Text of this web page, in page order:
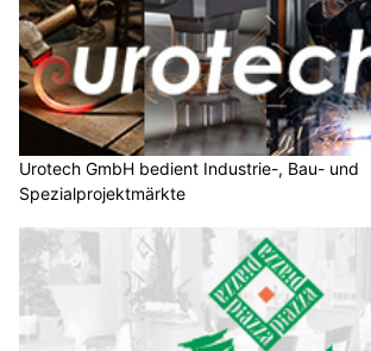
Urotech GmbH bedient Industrie-, Bau- und
Spezialprojektmärkte